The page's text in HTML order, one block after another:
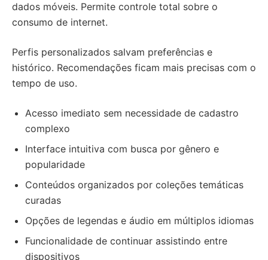
dados móveis. Permite controle total sobre o
consumo de internet.
Perfis personalizados salvam preferências e
histórico. Recomendações ficam mais precisas com o
tempo de uso.
Acesso imediato sem necessidade de cadastro
complexo
Interface intuitiva com busca por gênero e
popularidade
Conteúdos organizados por coleções temáticas
curadas
Opções de legendas e áudio em múltiplos idiomas
Funcionalidade de continuar assistindo entre
dispositivos